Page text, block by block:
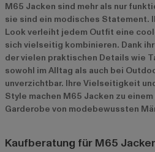
M65 Jacken sind mehr als nur
sie sind ein modisches Statement.
Look verleiht jedem Outfit eine
sich vielseitig kombinieren. Dank
der vielen praktischen Details wie
sowohl im Alltag als auch bei
unverzichtbar. Ihre Vielseitigkeit
Style machen M65 Jacken zu
Garderobe von modebewussten
Kaufberatung für M65